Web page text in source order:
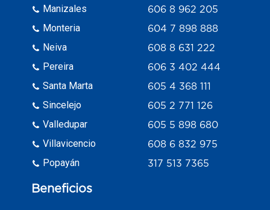
Manizales
Monteria
Neiva
Pereira
Santa Marta
Sincelejo
Valledupar
Villavicencio
Popayán
606 8 962 205
604 7 898 888
608 8 631 222
606 3 402 444
605 4 368 111
605 2 771 126
605 5 898 680
608 6 832 975
317 513 7365
Beneficios